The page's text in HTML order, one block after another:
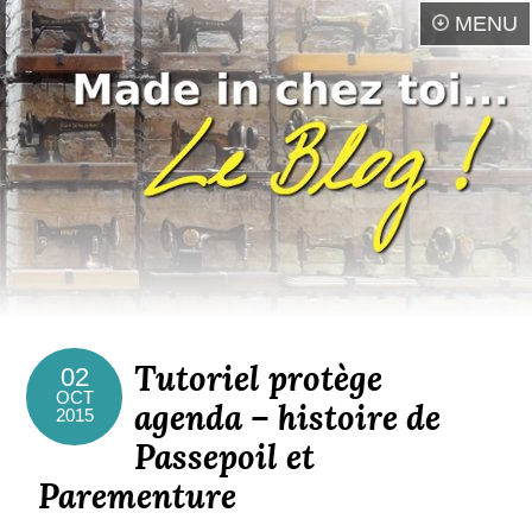
MENU
02
OCT
2015
Tutoriel protège
agenda – histoire de
Passepoil et
Parementure